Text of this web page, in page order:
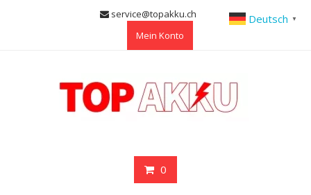
service@topakku.ch
Mein Konto
0
Deutsch ▼